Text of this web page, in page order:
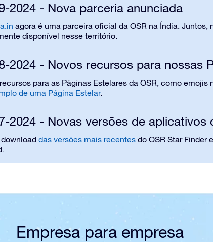
2024 - Nova parceria anunciada
agora é uma parceira oficial da OSR na Índia.
disponível nesse território.
2024 - Novos recursos para nossas
para as Páginas Estelares da OSR, como
de uma Página Estelar.
2024 - Novas versões de aplicativos
das versões mais recentesdo OSR Star Finder
Empresa para empresa